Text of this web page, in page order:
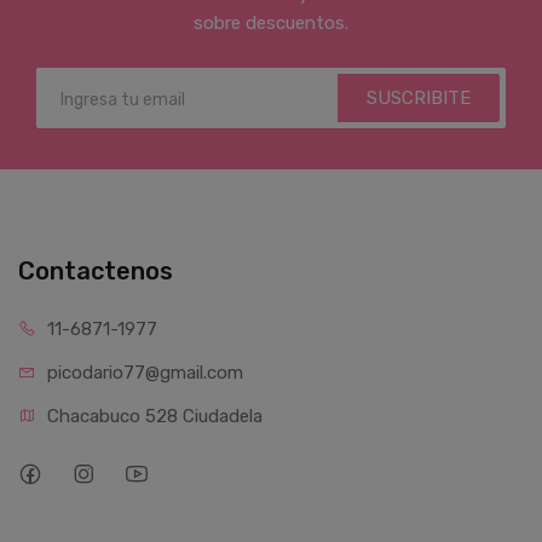
sobre descuentos.
SUSCRIBITE
Contactenos
11-6871-1977
picodario77@gmail.com
Chacabuco 528 Ciudadela